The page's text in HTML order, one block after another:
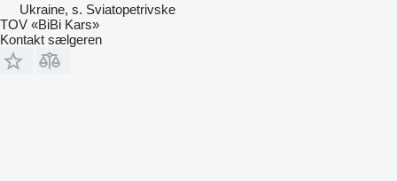
Ukraine, s. Sviatopetrivske
TOV «BiBi Kars»
Kontakt sælgeren